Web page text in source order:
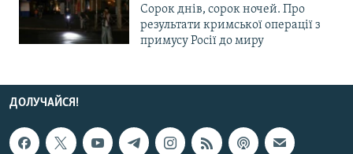
Сорок днів, сорок ночей. Про
результати кримської операції з
примусу Росії до миру
ДОЛУЧАЙСЯ!